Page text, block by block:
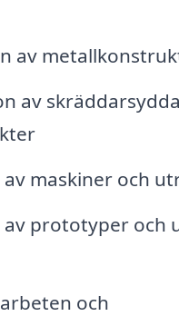
av
av skräddarsydda
maskiner och
av prototyper och
och